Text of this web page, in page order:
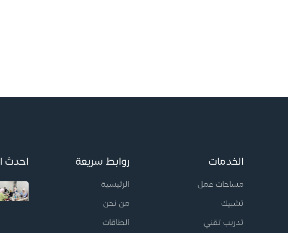
الخدمات
مساحات عمل
تشبيك
تدريب تقني
روابط سريعة
الرئيسية
من نحن
الطاقات
احدث